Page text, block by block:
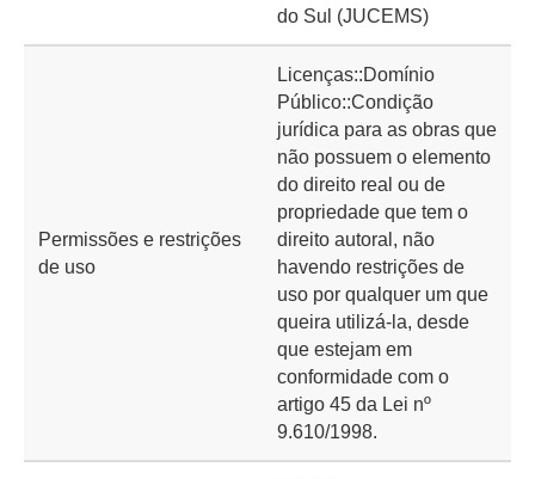
do Sul (JUCEMS)
Permissões e restrições
de uso
Licenças::Domínio
Público::Condição
jurídica para as obras que
não possuem o elemento
do direito real ou de
propriedade que tem o
direito autoral, não
havendo restrições de
uso por qualquer um que
queira utilizá-la, desde
que estejam em
conformidade com o
artigo 45 da Lei nº
9.610/1998.